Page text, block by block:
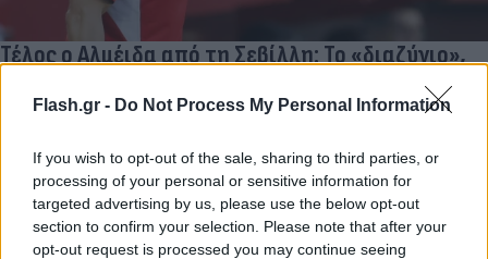
Flash.gr - Do Not Process My Personal Information
If you wish to opt-out of the sale, sharing to third parties, or
processing of your personal or sensitive information for
targeted advertising by us, please use the below opt-out
section to confirm your selection. Please note that after your
opt-out request is processed you may continue seeing
Τέλος ο Αλμέιδα από τη Σεβίλλη: Το «διαζύγιο»,
το παρασκήνιο και οι αντιδράσεις των οπαδών
Οριστικό τέλος για τον Αργεντίνο τεχνικό από τους
απόλυσης και οι αντικαταστάτες.
23.03.2026 16:35
Συντακτική
Ομάδα
Flash.gr